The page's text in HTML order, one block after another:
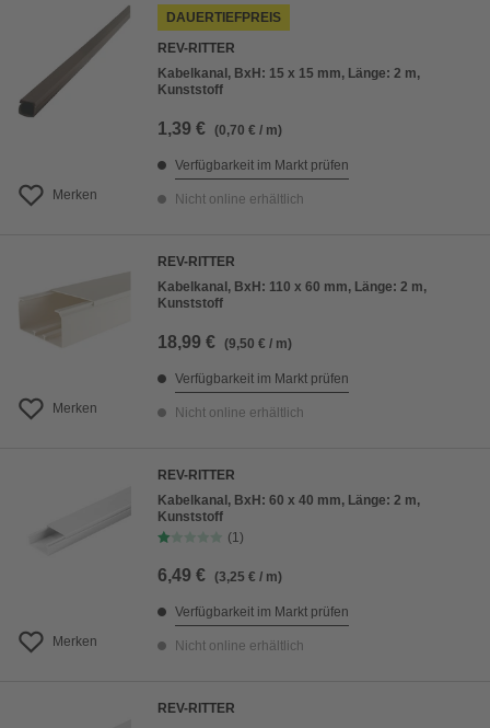
Merken
DAUERTIEFPREIS
REV-RITTER
Kabelkanal, BxH: 15 x 15 mm, Länge: 2 m,
Kunststoff
1,39 € (0,70 € / m)
Verfügbarkeit im Markt prüfen
Nicht online erhältlich
Merken
REV-RITTER
Kabelkanal, BxH: 110 x 60 mm, Länge: 2 m,
Kunststoff
18,99 € (9,50 € / m)
Verfügbarkeit im Markt prüfen
Nicht online erhältlich
Merken
REV-RITTER
Kabelkanal, BxH: 60 x 40 mm, Länge: 2 m,
Kunststoff
(1)
6,49 € (3,25 € / m)
Verfügbarkeit im Markt prüfen
Nicht online erhältlich
REV-RITTER